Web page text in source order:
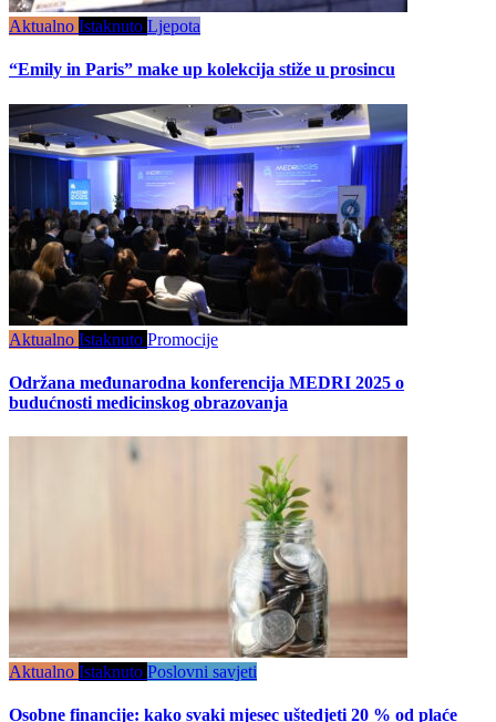
Aktualno Istaknuto Ljepota
“Emily in Paris” make up kolekcija stiže u prosincu
Aktualno Istaknuto Promocije
Održana međunarodna konferencija MEDRI 2025 o
budućnosti medicinskog obrazovanja
Aktualno Istaknuto Poslovni savjeti
Osobne financije: kako svaki mjesec uštedjeti 20 % od plaće